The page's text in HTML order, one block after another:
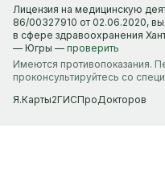
Лицензия на медицинскую
86/00327910 от 02.06.2020,
в сфере здравоохранения
— Югры — проверить
Имеются противопоказания.
проконсультируйтесь со
Я.Карты2ГИСПроДокторов